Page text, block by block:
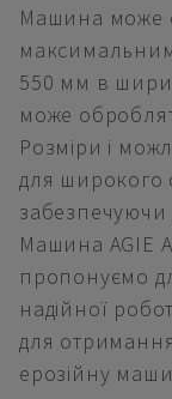
Машина може
550 мм в
може
Розміри і
для широкого
забезпечуючи
Машина AGIE
пропонуємо
надійної
для
ерозійну